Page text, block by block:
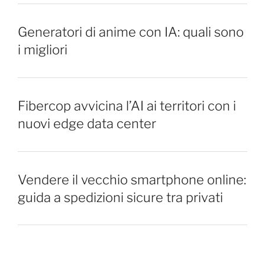
Generatori di anime con IA: quali sono
i migliori
Fibercop avvicina l’AI ai territori con i
nuovi edge data center
Vendere il vecchio smartphone online:
guida a spedizioni sicure tra privati